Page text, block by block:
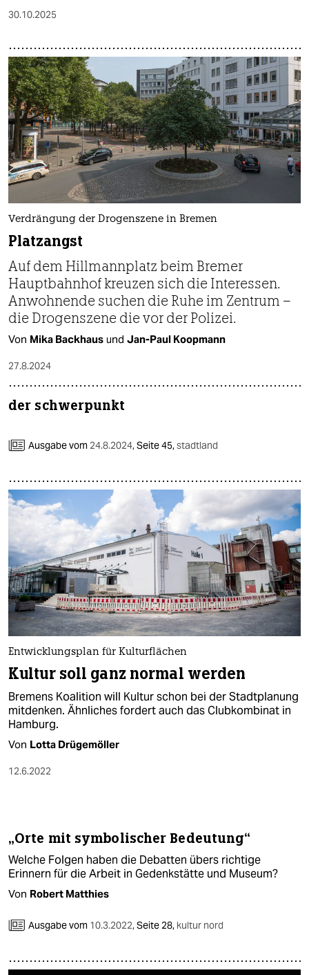
30.10.2025
Verdrängung der Drogenszene in Bremen
Platzangst
Auf dem Hillmannplatz beim Bremer
Hauptbahnhof kreuzen sich die Interessen.
Anwohnende suchen die Ruhe im Zentrum –
die Drogenszene die vor der Polizei.
Von Mika Backhaus und Jan-Paul Koopmann
27.8.2024
der schwerpunkt
Ausgabe vom 24.8.2024,Seite 45,stadtland
Entwicklungsplan für Kulturflächen
Kultur soll ganz normal werden
Bremens Koalition will Kultur schon bei der Stadtplanung
mitdenken. Ähnliches fordert auch das Clubkombinat in
Hamburg.
Von Lotta Drügemöller
12.6.2022
„Orte mit symbolischer Bedeutung“
Welche Folgen haben die Debatten übers richtige
Erinnern für die Arbeit in Gedenkstätte und Museum?
Von Robert Matthies
Ausgabe vom 10.3.2022,Seite 28, kultur nord